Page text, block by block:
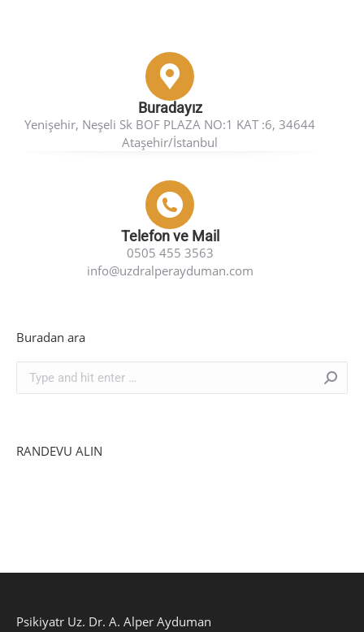
Buradayız
Yenişehir, Neşeli Sk BOF PLAZA NO:1 KAT :6, 34644
Ataşehir/İstanbul
Telefon ve Mail
0505 455 3563
info@uzdralperayduman.com
Buradan ara
Search:
RANDEVU ALIN
Psikiyatr Uz. Dr. A. Alper Ayduman